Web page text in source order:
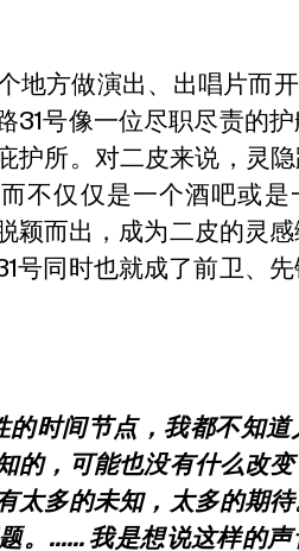
地方做演出、出唱片而
31号像一位尽职尽责的
护所。对二皮来说，灵
不仅仅是一个酒吧或
颖而出，成为二皮的灵
号同时也就成了前卫、
时间节点，我都不知道
的，可能也没有什么改
太多的未知，太多的期
。…… 我是想说这样的